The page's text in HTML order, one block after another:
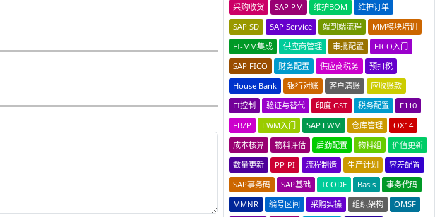
采购收货
SAP PM 维护BOM
维护订单
SAP SD
SAP Service 端到端流程
MM模块培训
FI-MM集成
供应商管理 审批配置
FICO入门
SAP FICO
财务配置 供应商税务
预扣税
House Bank
银行对账 客户清账
应收账款
FI控制
验证与替代 印度 GST 税务配置
F110
FBZP
EWM入门 SAP EWM 仓库管理
OX14
成本核算
物料评估 后勤配置 物料组
价值更新
数量更新
PP-PI 流程制造 生产计划
容差配置
SAP事务码
SAP基础 TCODE Basis
事务代码
MMNR
编号区间 采购实操 组织架构
OMSF